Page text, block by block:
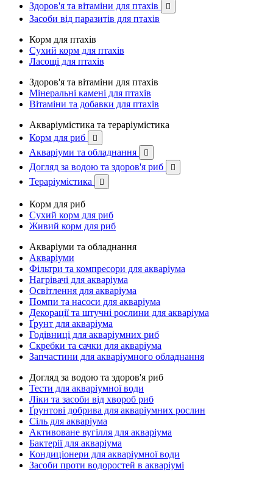
Здоров'я та вітаміни для птахів 
Засоби від паразитів для птахів
Корм для птахів
Сухий корм для птахів
Ласощі для птахів
Здоров'я та вітаміни для птахів
Мінеральні камені для птахів
Вітаміни та добавки для птахів
Акваріумістика та тераріумістика
Корм для риб

Акваріуми та обладнання 
Догляд за водою та здоров'я риб 
Тераріумістика 
Корм для риб
Сухий корм для риб
Живий корм для риб
Акваріуми та обладнання
Акваріуми
Фільтри та компресори для акваріума
Нагрівачі для акваріума
Освітлення для акваріума
Помпи та насоси для акваріума
Декорації та штучні рослини для акваріума
Ґрунт для акваріума
Годівниці для акваріумних риб
Скребки та сачки для акваріума
Запчастини для акваріумного обладнання
Догляд за водою та здоров'я риб
Тести для акваріумної води
Ліки та засоби від хвороб риб
Ґрунтові добрива для акваріумних рослин
Сіль для акваріума
Активоване вугілля для акваріума
Бактерії для акваріума
Кондиціонери для акваріумної води
Засоби проти водоростей в акваріумі